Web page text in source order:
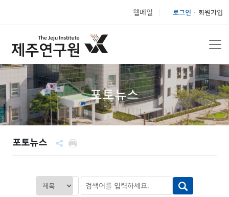
웹메일 로그인 회원가입
포토뉴스
포토뉴스